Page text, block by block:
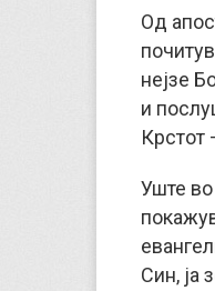
Од
нејзе
и
Крстот
Уште
Син, ја